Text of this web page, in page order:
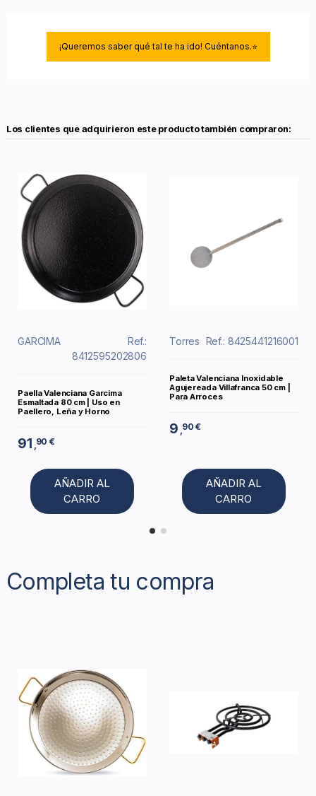
¡Queremos saber qué tal te ha ido! Cuéntanos.⭐
Los clientes que adquirieron este producto también compraron:
GARCIMA
Ref.:
8412595202806
Paella Valenciana Garcima
Esmaltada 80 cm | Uso en
Paellero, Leña y Horno
91 90 €
AÑADIR AL
CARRO
Torres Ref.: 8425441216001
Paleta Valenciana Inoxidable
Agujereada Villafranca 50 cm |
Para Arroces
9 90 €
AÑADIR AL
CARRO
Completa tu compra